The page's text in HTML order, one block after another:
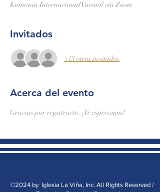
Koinonía Internacional Varonil vía Zoom
Invitados
+13 otros invitados
Acerca del evento
Gracias por registrarte. ¡Te esperamos!
©2024 by Iglesia La Viña, Inc. All Rights Reserved /